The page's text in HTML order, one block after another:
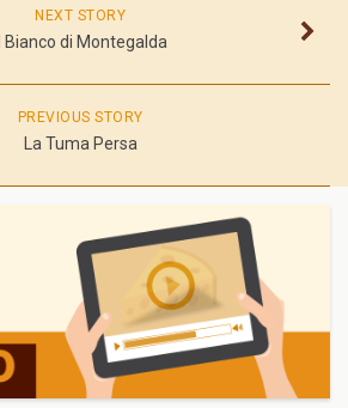
NEXT STORY
Il Bianco di Montegalda
PREVIOUS STORY
La Tuma Persa